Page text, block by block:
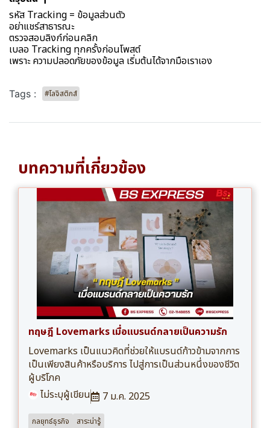
รหัส Tracking = ข้อมูลส่วนตัว
อย่าแชร์สาธารณะ
ตรวจสอบลิงก์ก่อนคลิก
เบลอ Tracking ทุกครั้งก่อนโพสต์
เพราะ ความปลอดภัยของข้อมูล เริ่มต้นได้จากมือเราเอง
Tags : #โลจิสติกส์
บทความที่เกี่ยวข้อง
ทฤษฎี Lovemarks เมื่อแบรนด์กลายเป็นความรัก
Lovemarks เป็นแนวคิดที่ช่วยให้แบรนด์ก้าวข้ามจากการ
เป็นเพียงสินค้าหรือบริการ ไปสู่การเป็นส่วนหนึ่งของชีวิต
ผู้บริโภค
ไม่ระบุผู้เขียน
7 ม.ค. 2025
กลยุทธ์ธุรกิจ สาระน่ารู้